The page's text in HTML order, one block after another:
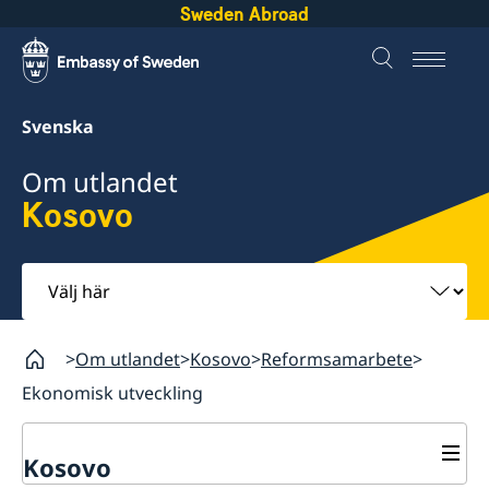
Sweden Abroad
Svenska
Om utlandet
Kosovo
Välj
här
Om utlandet Kosovo Reformsamarbete
Ekonomisk utveckling
Kosovo